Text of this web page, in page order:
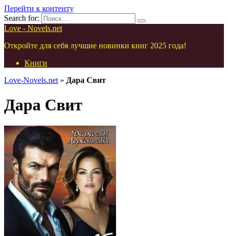
Перейти к контенту
Search for:
Love - Novels.net
Откройте для себя лучшие новинки книг 2025 года!
Книги
Love-Novels.net » Дара Свит
Дара Свит